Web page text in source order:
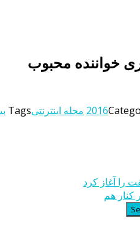
خواننده محبوب
مجله اینترنتیTags
را آغاز کرد
هم